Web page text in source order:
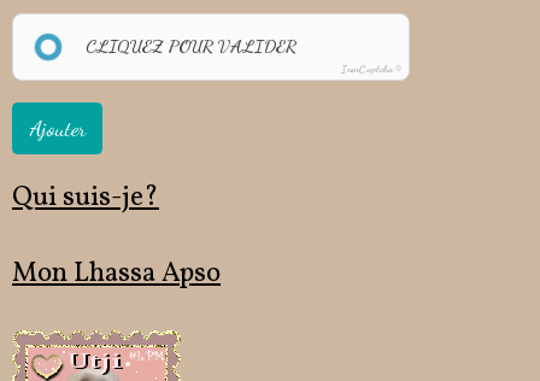
CLIQUEZ POUR VALIDER
IconCaptcha ©
Ajouter
Qui suis-je?
Mon Lhassa Apso